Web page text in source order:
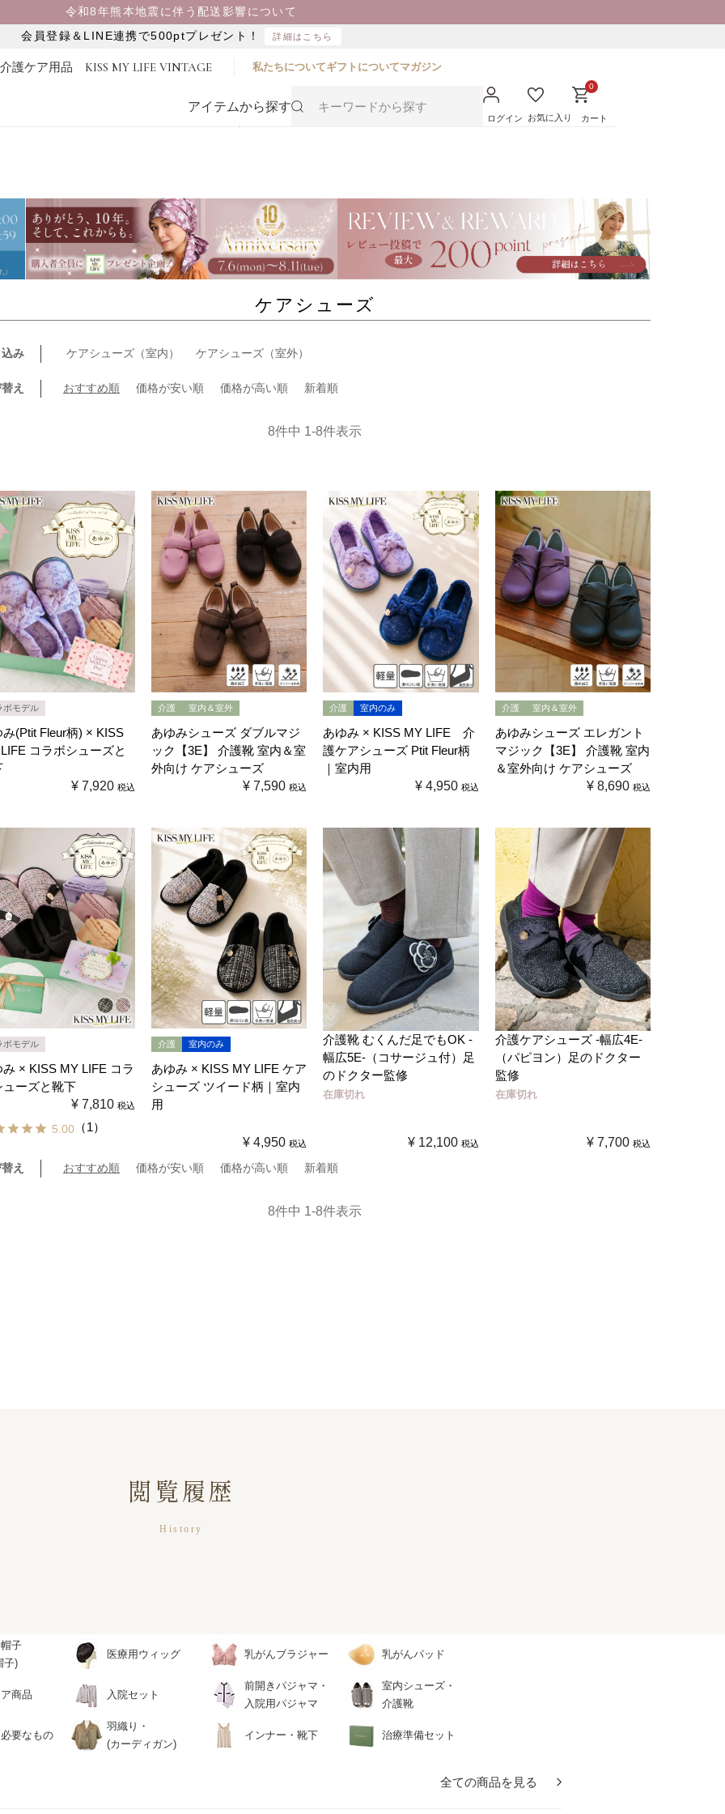
令和8年熊本地震に伴う配送影響について
会員登録＆LINE連携で500ptプレゼント！
詳細はこちら
護ケア用品 KISS MY LIFE VINTAGE 私たちについてギフトについてマガジン
アイテムから探す
ログイン お気に入り
0
カート
ケアシューズ
み ケアシューズ（室内） ケアシューズ（室外）
え おすすめ順 価格が安い順 価格が高い順 新着順
8件中 1-8件表示
ボモデル
み(Ptit Fleur柄) × KISS
コラボシューズと
¥ 7,920 税込
介護 室内＆室外
あゆみシューズ ダブルマジ
ック【3E】 介護靴 室内＆室
外向け ケアシューズ
¥ 7,590 税込
介護 室内のみ
あゆみ × KISS MY LIFE 介
護ケアシューズ Ptit Fleur柄
｜室内用
¥ 4,950 税込
介護 室内＆室外
あゆみシューズ エレガント
マジック【3E】 介護靴 室内
＆室外向け ケアシューズ
¥ 8,690 税込
ボモデル
み × KISS MY LIFE コラ
ューズと靴下
¥ 7,810 税込
5.00 （1）
介護 室内のみ
あゆみ × KISS MY LIFE ケア
シューズ ツイード柄｜室内
用
¥ 4,950 税込
介護靴 むくんだ足でもOK -
幅広5E-（コサージュ付）足
のドクター監修
在庫切れ
¥ 12,100 税込
介護ケアシューズ -幅広4E-
（パピヨン）足のドクター
監修
在庫切れ
¥ 7,700 税込
え おすすめ順 価格が安い順 価格が高い順 新着順
8件中 1-8件表示
閲覧履歴
History
子
子)
医療用ウィッグ 乳がんブラジャー 乳がんパッド
商品 入院セット
前開きパジャマ・
入院用パジャマ
室内シューズ・
介護靴
要なもの
羽織り・
(カーディガン)
インナー・靴下 治療準備セット
全ての商品を見る